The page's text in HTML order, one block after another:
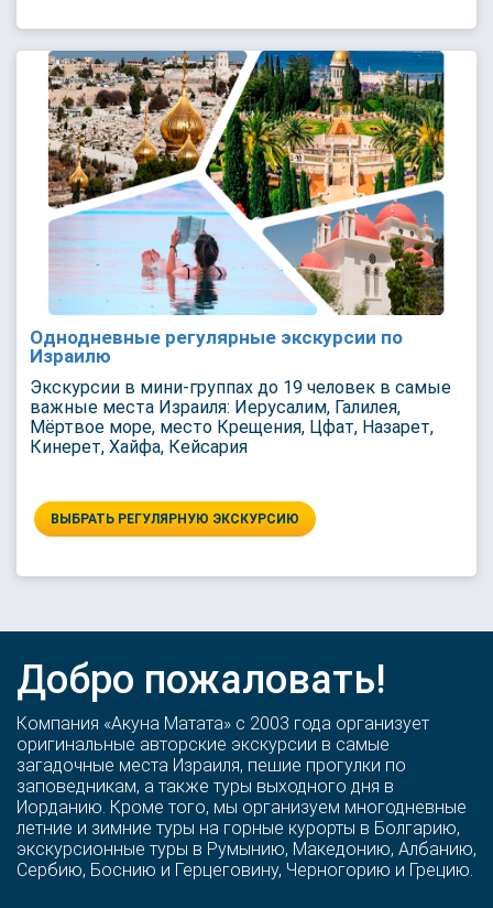
Однодневные регулярные экскурсии по
Израилю
Экскурсии в мини-группах до 19 человек в самые
важные места Израиля: Иерусалим, Галилея,
Мёртвое море, место Крещения, Цфат, Назарет,
Кинерет, Хайфа, Кейсария
ВЫБРАТЬ РЕГУЛЯРНУЮ ЭКСКУРСИЮ
Добро пожаловать!
Компания «Акуна Матата» с 2003 года организует
оригинальные авторские экскурсии в самые
загадочные места Израиля, пешие прогулки по
заповедникам, а также туры выходного дня в
Иорданию. Кроме того, мы организуем многодневные
летние и зимние туры на горные курорты в Болгарию,
экскурсионные туры в Румынию, Македонию, Албанию,
Сербию, Боснию и Герцеговину, Черногорию и Грецию.